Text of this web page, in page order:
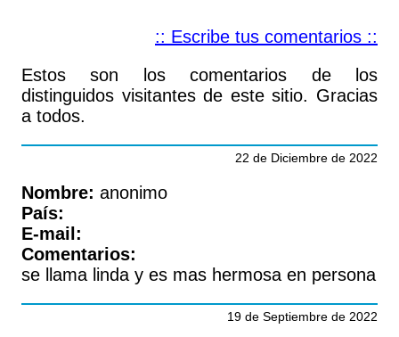
:: Escribe tus comentarios ::
Estos son los comentarios de los
distinguidos visitantes de este sitio. Gracias
a todos.
22 de Diciembre de 2022
Nombre: anonimo
País:
E-mail:
Comentarios:
se llama linda y es mas hermosa en persona
19 de Septiembre de 2022